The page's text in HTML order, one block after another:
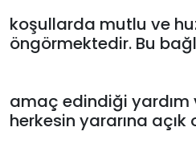
koşullarda mutlu ve
öngörmektedir. Bu
amaç edindiği yardım
herkesin yararına